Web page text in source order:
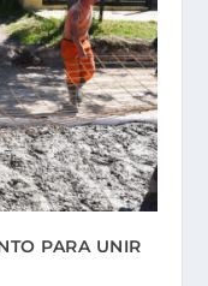
PARA UNIR